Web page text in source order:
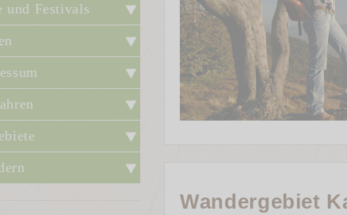
Wandergebiet
und Festivals